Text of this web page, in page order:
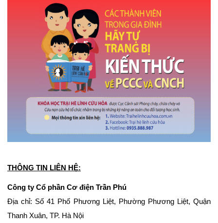
THÔNG TIN LIÊN HỆ:
Công ty Cổ phần Cơ điện Trần Phú
Địa chỉ: Số 41 Phố Phương Liệt, Phường Phương Liệt, Quận
Thanh Xuân, TP. Hà Nội